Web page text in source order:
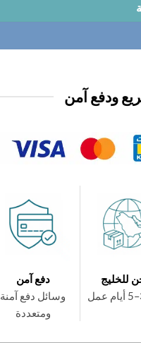
ودفع آمن
للخليج
دفع آمن
وسائل دفع آمنة
ومتعددة